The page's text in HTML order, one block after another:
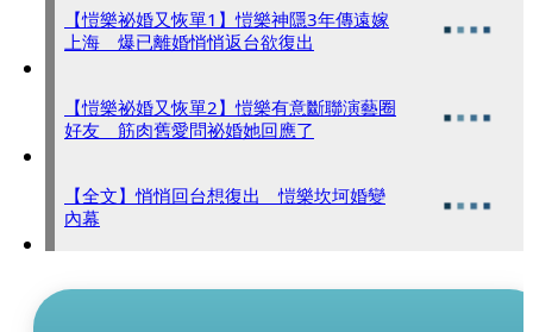
【愷樂祕婚又恢單1】愷樂神隱3年傳遠嫁
上海 爆已離婚悄悄返台欲復出
【愷樂祕婚又恢單2】愷樂有意斷聯演藝圈
好友 筋肉舊愛問祕婚她回應了
【全文】悄悄回台想復出 愷樂坎坷婚變
內幕